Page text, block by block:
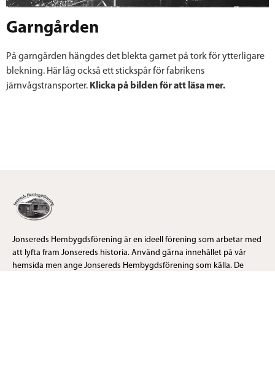
Garngården
På garngården hängdes det blekta garnet på tork för ytterligare
blekning. Här låg också ett stickspår för fabrikens
järnvågstransporter. Klicka på bilden för att läsa mer.
Jonsereds Hembygdsförening är en ideell förening som arbetar med
att lyfta fram Jonsereds historia. Använd gärna innehållet på vår
hemsida men ange Jonsereds Hembygdsförening som källa. De